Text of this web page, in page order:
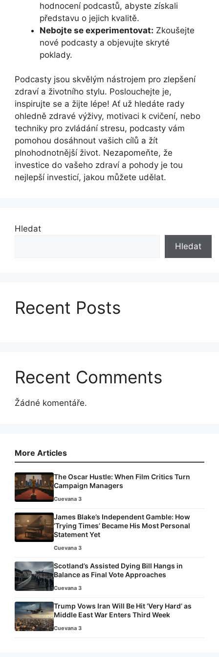
hodnocení podcastů, abyste získali
představu o jejich kvalitě.
Nebojte se experimentovat: Zkoušejte
nové podcasty a objevujte skryté
poklady.
Podcasty jsou skvělým nástrojem pro zlepšení
zdraví a životního stylu. Poslouchejte je,
inspirujte se a žijte lépe! Ať už hledáte rady
ohledně zdravé výživy, motivaci k cvičení, nebo
techniky pro zvládání stresu, podcasty vám
pomohou dosáhnout vašich cílů a žít
plnohodnotnější život. Nezapomeňte, že
investice do vašeho zdraví a pohody je tou
nejlepší investicí, jakou můžete udělat.
Hledat
Hledat
Recent Posts
Recent Comments
Žádné komentáře.
More Articles
The Oscar Hustle: When Film Critics Turn
Campaign Managers
Cuevana 3
James Blake’s Independent Gamble: How
‘Trying Times’ Became His Most Personal
Statement Yet
Cuevana 3
Scotland’s Assisted Dying Bill Hangs in
Balance as Final Vote Approaches
Cuevana 3
Trump Vows Iran Will Be Hit ‘Very Hard’ as
Middle East War Enters Third Week
Cuevana 3